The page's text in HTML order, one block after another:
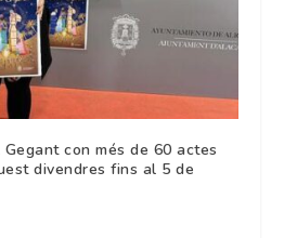
con més de 60 actes
divendres fins al 5 de